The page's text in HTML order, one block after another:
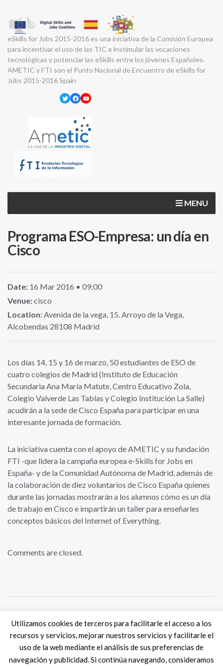
eSkills for Jobs 2015-2016 es una iniciativa de la Comisión Europea
para incentivar el uso de las TIC e instimular las vocaciones
tecnológicas y potenciar las eSkills entre los jóvenes Españoles.
AMETIC y FTI son el Punto Nacional de Encuentro de eSkills for
Jobs 2015-2016 Spain
Twitter
Facebook
YouTube
MENU
Programa ESO-Empresa: un día en
Cisco
Date: 16 Mar 2016 • 09:00
Venue:cisco
Location:Avenida de la vega, 15. Arroyo de la Vega,
Alcobendas 28108 Madrid
Los días 14, 15 y 16 de marzo, 50 estudiantes de ESO de
cuatro colegios de Madrid (Instituto de Educación
Secundaria Ana María Matute, Centro Educativo Zola,
Colegio Valverde Las Tablas y Colegio Institución La Salle)
acudirán a la sede de Cisco España para participar en una
interesante jornada de formación.
La iniciativa cuenta con el apoyo de AMETIC y su fundación
FTI -que lidera la campaña europea e-Skills for Jobs en
España- y de la Comunidad Autónoma de Madrid, además de
la colaboración de diez voluntarios de Cisco España quienes
durante las jornadas mostrarán a los alumnos cómo es un día
de trabajo en Cisco e impartirán un taller para enseñarles
conceptos básicos del Internet of Everything.
Comments are closed.
Tweets por @eSkills4Jobs
Utilizamos cookies de terceros para facilitarle el acceso a los
recursos y servicios, mejorar nuestros servicios y facilitarle el
uso de la web mediante el análisis de sus preferencias de
navegación y publicidad. Si continúa navegando, consideramos